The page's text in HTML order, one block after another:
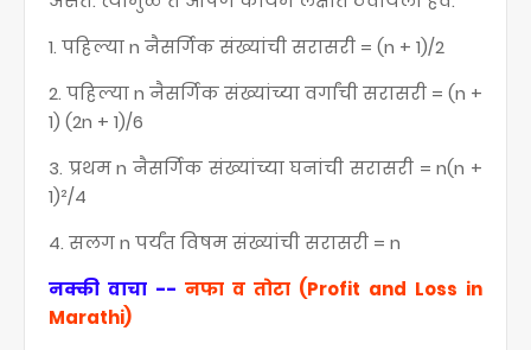
1. पहिल्या n नैसर्गिक संख्यांची सरासरी = (n + 1)/2
2. पहिल्या n नैसर्गिक संख्यांच्या वर्गांची सरासरी = (n +
1) (2n + 1)/6
3. प्रथम n नैसर्गिक संख्यांच्या घनांची सरासरी = n(n +
1)²/4
4. सलग n पर्यंत विषम संख्यांची सरासरी = n
नक्की वाचा -- नफा व तोटा (Profit and Loss in
Marathi)